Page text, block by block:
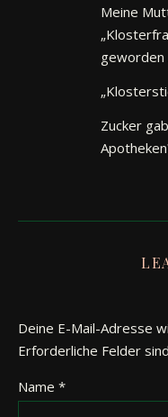
Meine
geworden
Zucker
Deine E-Mail-Adresse
Erforderliche Felder
Name *